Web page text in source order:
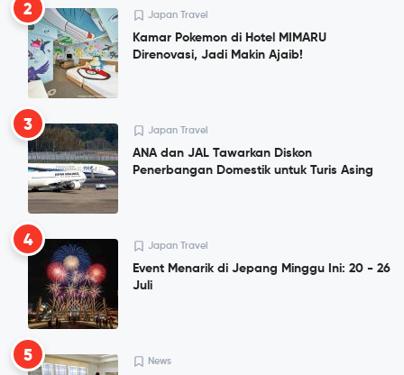
2 Japan Travel
Kamar Pokemon di Hotel MIMARU
Direnovasi, Jadi Makin Ajaib!
3 Japan Travel
ANA dan JAL Tawarkan Diskon
Penerbangan Domestik untuk Turis Asing
4 Japan Travel
Event Menarik di Jepang Minggu Ini: 20 - 26
Juli
5 News